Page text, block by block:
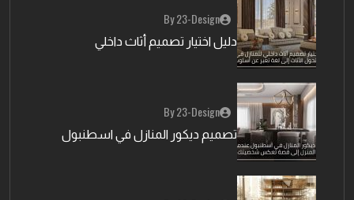
By 23-Design
دليل اختيار تصميم أثاث داخلي
By 23-Design
تصميم ديكور المنازل في اسطنبول